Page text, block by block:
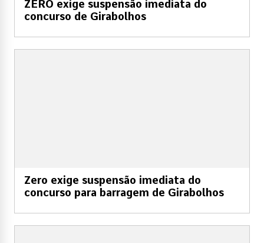
ZERO exige suspensão imediata do
concurso de Girabolhos
Zero exige suspensão imediata do
concurso para barragem de Girabolhos